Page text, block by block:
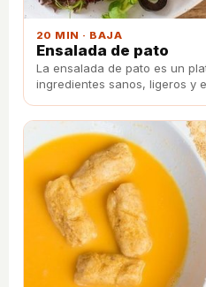
20 MIN · BAJA
Ensalada de pato
La ensalada de pato es un
ingredientes sanos, ligeros y